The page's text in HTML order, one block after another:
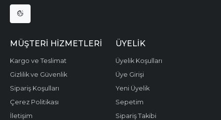
MÜŞTERI HIZMETLERI
Kargo ve Teslimat
Gizlilik ve Güvenlik
Sipariş Koşulları
Çerez Politikası
İletişim
ÜYELIK
Üyelik Koşulları
Üye Girişi
Yeni Üyelik
Sepetim
Sipariş Takibi